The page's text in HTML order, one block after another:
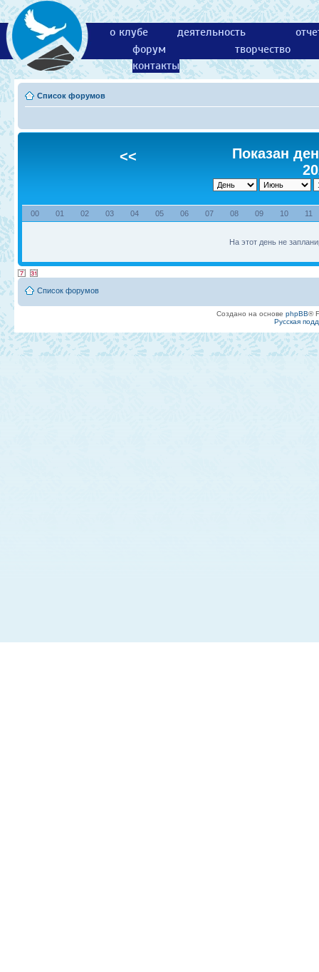
о клубе деятельность
форум
творчество
контакты
Список форумов
<<
Показан
00 01 02 03 04 05 06 07 08 09 10 11
На этот день не
Список форумов
Создано на основе phpBB®
Русская